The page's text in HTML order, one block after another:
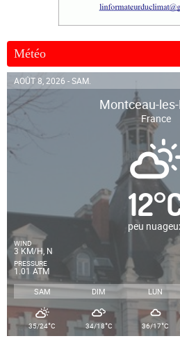
Météo
AOÛT 8, 2026 - SAM.
Montceau-
France
12°
peu
WIND
3 KM/H, N
PRESSURE
1.01 ATM
SAM DIM LUN
35/24°C 34/18°C 36/17°C